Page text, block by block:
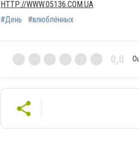
HTTP://WWW.05136.COM.UA
#День
#влюблённых
0,0